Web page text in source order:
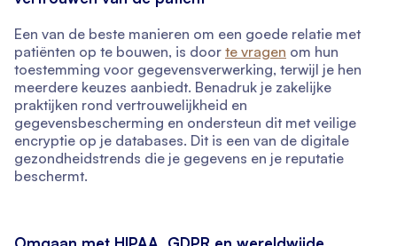
Een van de beste manieren om een goede relatie met
patiënten op te bouwen, is door te vragen om hun
toestemming voor gegevensverwerking, terwijl je hen
meerdere keuzes aanbiedt. Benadruk je zakelijke
praktijken rond vertrouwelijkheid en
gegevensbescherming en ondersteun dit met veilige
encryptie op je databases. Dit is een van de digitale
gezondheidstrends die je gegevens en je reputatie
beschermt.